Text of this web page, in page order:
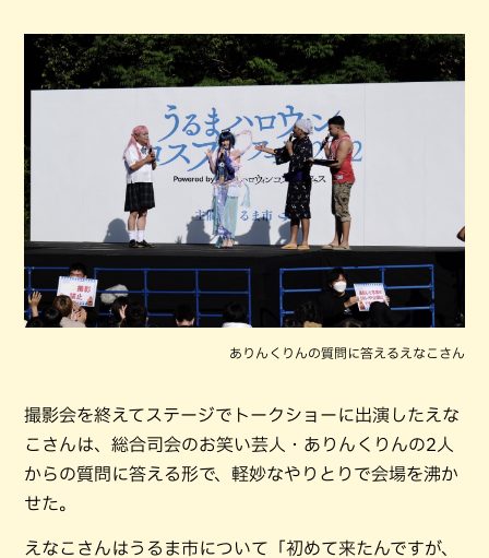
ありんくりんの質問に答えるえなこさん
撮影会を終えてステージでトークショーに出演したえな
こさんは、総合司会のお笑い芸人・ありんくりんの2人
からの質問に答える形で、軽妙なやりとりで会場を沸か
せた。
えなこさんはうるま市について「初めて来たんですが、